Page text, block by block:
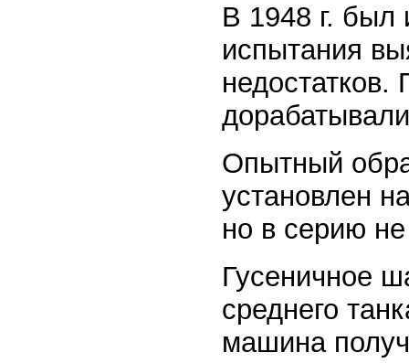
В 1948 г. был
испытания
Опытный
установлен
но в серию
Гусеничное
среднего
машина